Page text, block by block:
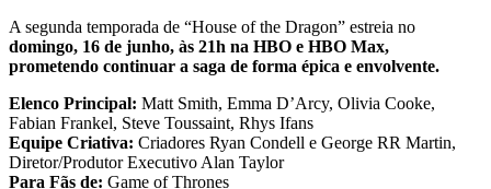
A segunda temporada de “House of the Dragon” estreia no
domingo, 16 de junho, às 21h na HBO e HBO Max,
prometendo continuar a saga de forma épica e envolvente.
Elenco Principal: Matt Smith, Emma D’Arcy, Olivia Cooke,
Fabian Frankel, Steve Toussaint, Rhys Ifans
Equipe Criativa: Criadores Ryan Condell e George RR Martin,
Diretor/Produtor Executivo Alan Taylor
Para Fãs de: Game of Thrones